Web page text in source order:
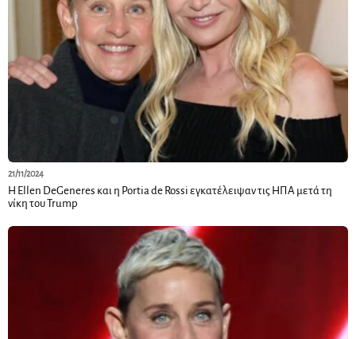
21/11/2024
Η Ellen DeGeneres και η Portia de Rossi εγκατέλειψαν τις ΗΠΑ μετά τη
νίκη του Trump